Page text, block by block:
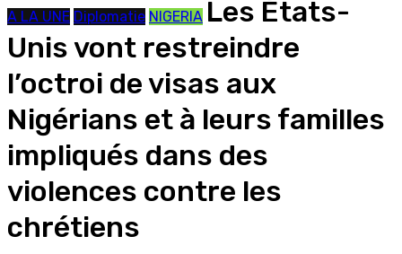
A LA UNE Diplomatie NIGERIA Les États-
Unis vont restreindre
l’octroi de visas aux
Nigérians et à leurs familles
impliqués dans des
violences contre les
chrétiens